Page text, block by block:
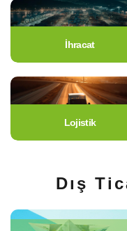
İhracat
Lojistik
Dış